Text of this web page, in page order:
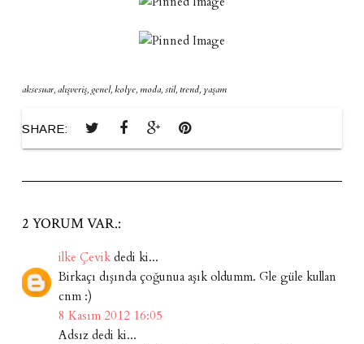
aksesuar,alışveriş,genel,kolye, moda,stil,trend,yaşam
SHARE:
2 YORUM VAR.:
ilke Çevikdedi ki...
Birkaçı dışında çoğunua aşık oldumm. Gle güle kullan
cnm :)
8 Kasım 2012 16:05
Adsız dedi ki...